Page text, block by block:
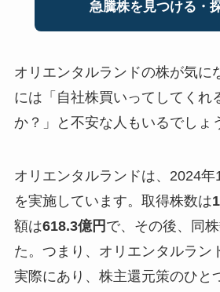
急騰株を見つける・
オリエンタルランドの株が気に
には「自社株買いってしてくれ
か？」と不安な人もいるでしょ
オリエンタルランドは、2024
を実施しています。取得株数は
額は618.3億円 で、その後、同
た。つまり、オリエンタルラン
実際にあり、株主還元策のひと